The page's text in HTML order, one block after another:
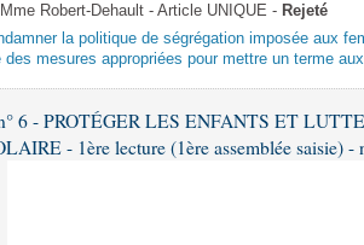
Robert-Dehault - Article UNIQUE - Rejeté
la politique de ségrégation imposée aux
des mesures appropriées pour mettre un terme
6 - PROTÉGER LES ENFANTS ET
- 1ère lecture (1ère assemblée saisie) -